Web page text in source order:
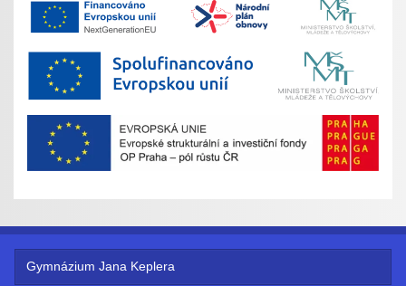
Gymnázium Jana Keplera